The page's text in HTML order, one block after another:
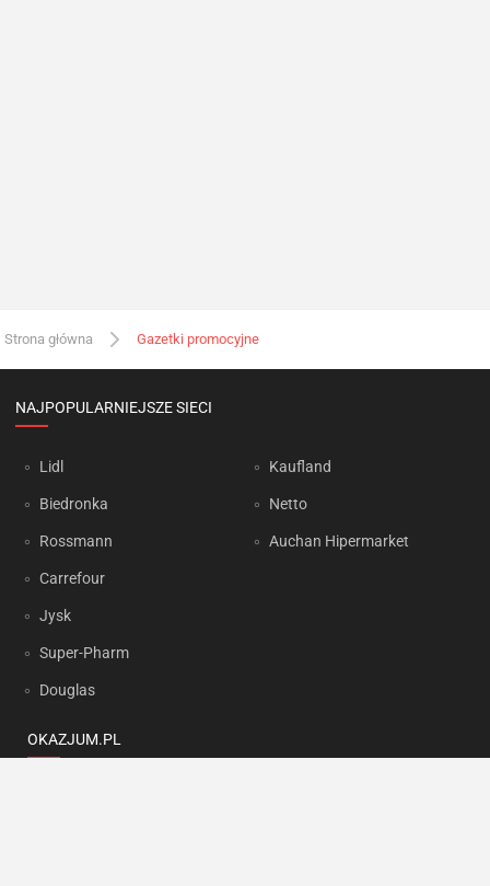
Strona główna Gazetki promocyjne
NAJPOPULARNIEJSZE SIECI
Lidl
Biedronka
Rossmann
Carrefour
Jysk
Super-Pharm
Douglas
Kaufland
Netto
Auchan Hipermarket
OKAZJUM.PL